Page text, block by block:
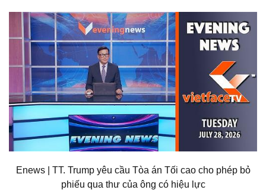
Enews | TT. Trump yêu cầu Tòa án Tối cao cho phép bỏ
phiếu qua thư của ông có hiệu lực